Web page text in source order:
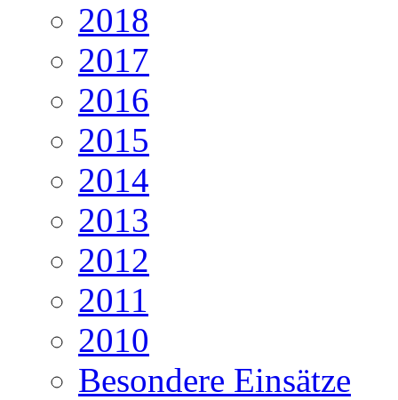
2018
2017
2016
2015
2014
2013
2012
2011
2010
Besondere Einsätze